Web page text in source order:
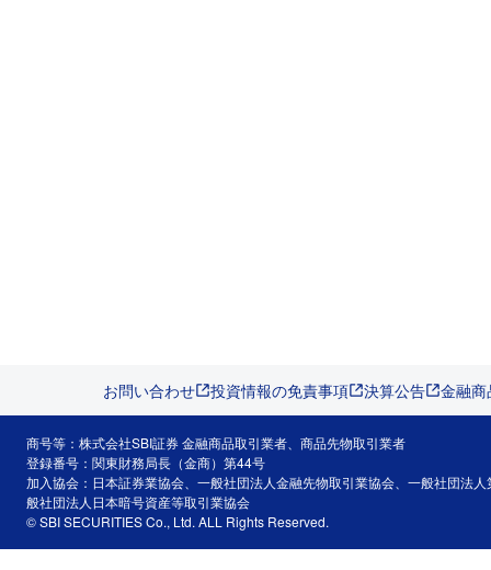
お問い合わせ 投資情報の免責事項 決算公告 金融
商号等：株式会社SBI証券 金融商品取引業者、商品先物取引業者
登録番号：関東財務局長（金商）第44号
加入協会：日本証券業協会、一般社団法人金融先物取引業協会、一般社団法
般社団法人日本暗号資産等取引業協会
© SBI SECURITIES Co., Ltd. ALL Rights Reserved.